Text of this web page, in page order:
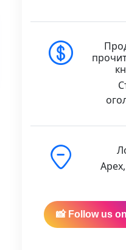
📸 Follow us